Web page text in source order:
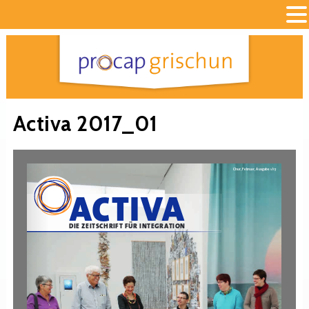
Activa 2017_01